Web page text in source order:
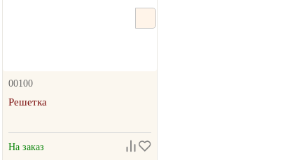
00100
Решетка
На заказ